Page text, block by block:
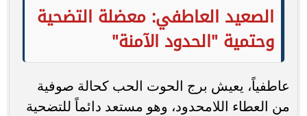
الصعيد العاطفي: معضلة التضحية
وحتمية "الحدود الآمنة"
عاطفياً، يعيش برج الحوت الحب كحالة صوفية
من العطاء اللامحدود، وهو مستعد دائماً للتضحية